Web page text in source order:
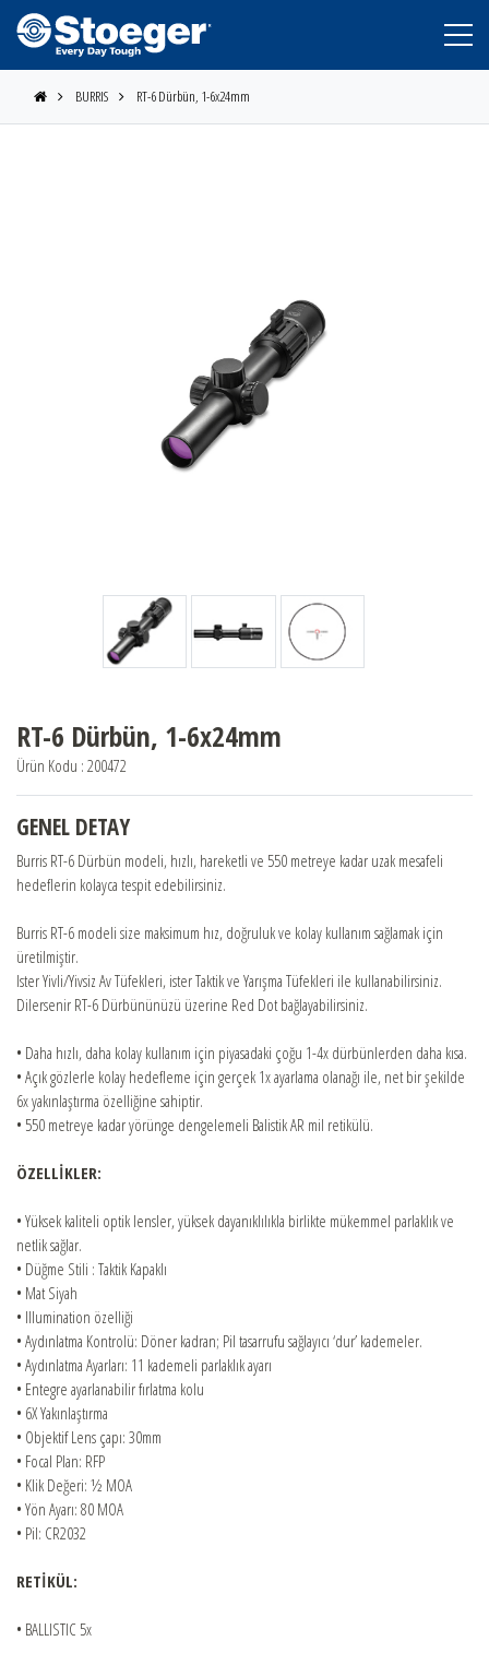
STOEGER
FRANCHI
BAYİLER
SATIŞ DESTEK
ONLINE SHOP
BURRIS RT-6 Dürbün, 1-6x24mm
RT-6 Dürbün, 1-6x24mm
Ürün Kodu : 200472
GENEL DETAY
Burris RT-6 Dürbün modeli, hızlı, hareketli ve 550 metreye kadar uzak mesafeli
hedeflerin kolayca tespit edebilirsiniz.
Burris RT-6 modeli size maksimum hız, doğruluk ve kolay kullanım sağlamak için
üretilmiştir.
Ister Yivli/Yivsiz Av Tüfekleri, ister Taktik ve Yarışma Tüfekleri ile kullanabilirsiniz.
Dilersenir RT-6 Dürbününüzü üzerine Red Dot bağlayabilirsiniz.
• Daha hızlı, daha kolay kullanım için piyasadaki çoğu 1-4x dürbünlerden daha kısa.
• Açık gözlerle kolay hedefleme için gerçek 1x ayarlama olanağı ile, net bir şekilde
6x yakınlaştırma özelliğine sahiptir.
• 550 metreye kadar yörünge dengelemeli Balistik AR mil retikülü.
ÖZELLİKLER:
• Yüksek kaliteli optik lensler, yüksek dayanıklılıkla birlikte mükemmel parlaklık ve
netlik sağlar.
• Düğme Stili : Taktik Kapaklı
• Mat Siyah
• Illumination özelliği
• Aydınlatma Kontrolü: Döner kadran; Pil tasarrufu sağlayıcı ‘dur’ kademeler.
• Aydınlatma Ayarları: 11 kademeli parlaklık ayarı
• Entegre ayarlanabilir fırlatma kolu
• 6X Yakınlaştırma
• Objektif Lens çapı: 30mm
• Focal Plan: RFP
• Klik Değeri: ½ MOA
• Yön Ayarı: 80 MOA
• Pil: CR2032
RETİKÜL:
• BALLISTIC 5x